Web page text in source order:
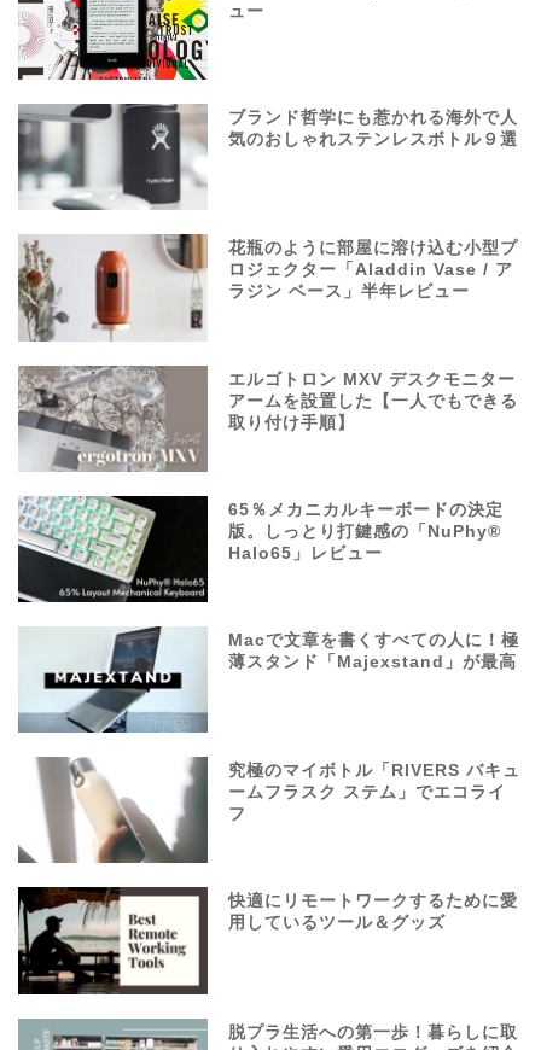
ュー
ブランド哲学にも惹かれる海外で人
気のおしゃれステンレスボトル９選
花瓶のように部屋に溶け込む小型プ
ロジェクター「Aladdin Vase / ア
ラジン ベース」半年レビュー
エルゴトロン MXV デスクモニター
アームを設置した【一人でもできる
取り付け手順】
65％メカニカルキーボードの決定
版。しっとり打鍵感の「NuPhy®
Halo65」レビュー
Macで文章を書くすべての人に！極
薄スタンド「Majexstand」が最高
究極のマイボトル「RIVERS バキュ
ームフラスク ステム」でエコライ
フ
快適にリモートワークするために愛
用しているツール＆グッズ
脱プラ生活への第一歩！暮らしに取